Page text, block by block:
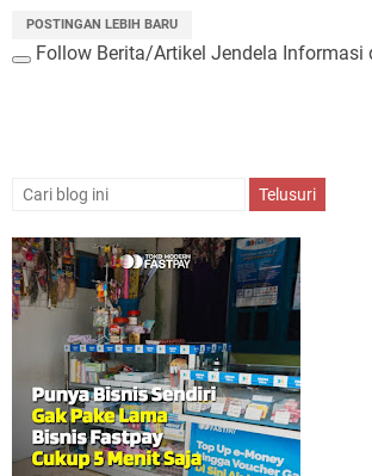
POSTINGAN LEBIH BARU
Follow Berita/Artikel Jendela Informasi